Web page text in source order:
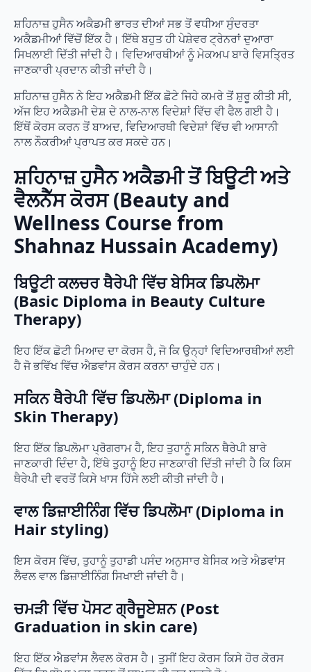
ਸ਼ਹਿਨਾਜ਼ ਹੁਸੈਨ ਅਕੈਡਮੀ ਭਾਰਤ ਦੀਆਂ ਸਭ ਤੋਂ ਵਧੀਆ ਸੁੰਦਰਤਾ
ਅਕੈਡਮੀਆਂ ਵਿੱਚੋਂ ਇੱਕ ਹੈ। ਇੱਥੇ ਬਹੁਤ ਹੀ ਪੇਸ਼ੇਵਰ ਟ੍ਰੇਨਰਾਂ ਦੁਆਰਾ
ਸਿਖਲਾਈ ਦਿੱਤੀ ਜਾਂਦੀ ਹੈ। ਵਿਦਿਆਰਥੀਆਂ ਨੂੰ ਮੇਕਅਪ ਬਾਰੇ ਵਿਸਤ੍ਰਿਤ
ਜਾਣਕਾਰੀ ਪ੍ਰਦਾਨ ਕੀਤੀ ਜਾਂਦੀ ਹੈ।
ਸ਼ਹਿਨਾਜ਼ ਹੁਸੈਨ ਨੇ ਇਹ ਅਕੈਡਮੀ ਇੱਕ ਛੋਟੇ ਜਿਹੇ ਕਮਰੇ ਤੋਂ ਸ਼ੁਰੂ ਕੀਤੀ ਸੀ,
ਅੱਜ ਇਹ ਅਕੈਡਮੀ ਦੇਸ਼ ਦੇ ਨਾਲ-ਨਾਲ ਵਿਦੇਸ਼ਾਂ ਵਿੱਚ ਵੀ ਫੈਲ ਗਈ ਹੈ।
ਇੱਥੋਂ ਕੋਰਸ ਕਰਨ ਤੋਂ ਬਾਅਦ, ਵਿਦਿਆਰਥੀ ਵਿਦੇਸ਼ਾਂ ਵਿੱਚ ਵੀ ਆਸਾਨੀ
ਨਾਲ ਨੌਕਰੀਆਂ ਪ੍ਰਾਪਤ ਕਰ ਸਕਦੇ ਹਨ।
ਸ਼ਹਿਨਾਜ਼ ਹੁਸੈਨ ਅਕੈਡਮੀ ਤੋਂ ਬਿਊਟੀ ਅਤੇ
ਵੈਲਨੈੱਸ ਕੋਰਸ (Beauty and
Wellness Course from
Shahnaz Hussain Academy)
ਬਿਊਟੀ ਕਲਚਰ ਥੈਰੇਪੀ ਵਿੱਚ ਬੇਸਿਕ ਡਿਪਲੋਮਾ
(Basic Diploma in Beauty Culture
Therapy)
ਇਹ ਇੱਕ ਛੋਟੀ ਮਿਆਦ ਦਾ ਕੋਰਸ ਹੈ, ਜੋ ਕਿ ਉਨ੍ਹਾਂ ਵਿਦਿਆਰਥੀਆਂ ਲਈ
ਹੈ ਜੋ ਭਵਿੱਖ ਵਿੱਚ ਐਡਵਾਂਸ ਕੋਰਸ ਕਰਨਾ ਚਾਹੁੰਦੇ ਹਨ।
ਸਕਿਨ ਥੈਰੇਪੀ ਵਿੱਚ ਡਿਪਲੋਮਾ (Diploma in
Skin Therapy)
ਇਹ ਇੱਕ ਡਿਪਲੋਮਾ ਪ੍ਰੋਗਰਾਮ ਹੈ, ਇਹ ਤੁਹਾਨੂੰ ਸਕਿਨ ਥੈਰੇਪੀ ਬਾਰੇ
ਜਾਣਕਾਰੀ ਦਿੰਦਾ ਹੈ, ਇੱਥੇ ਤੁਹਾਨੂੰ ਇਹ ਜਾਣਕਾਰੀ ਦਿੱਤੀ ਜਾਂਦੀ ਹੈ ਕਿ ਕਿਸ
ਥੈਰੇਪੀ ਦੀ ਵਰਤੋਂ ਕਿਸੇ ਖਾਸ ਹਿੱਸੇ ਲਈ ਕੀਤੀ ਜਾਂਦੀ ਹੈ।
ਵਾਲ ਡਿਜ਼ਾਈਨਿੰਗ ਵਿੱਚ ਡਿਪਲੋਮਾ (Diploma in
Hair styling)
ਇਸ ਕੋਰਸ ਵਿੱਚ, ਤੁਹਾਨੂੰ ਤੁਹਾਡੀ ਪਸੰਦ ਅਨੁਸਾਰ ਬੇਸਿਕ ਅਤੇ ਐਡਵਾਂਸ
ਲੈਵਲ ਵਾਲ ਡਿਜ਼ਾਈਨਿੰਗ ਸਿਖਾਈ ਜਾਂਦੀ ਹੈ।
ਚਮੜੀ ਵਿੱਚ ਪੋਸਟ ਗ੍ਰੈਜੂਏਸ਼ਨ (Post
Graduation in skin care)
ਇਹ ਇੱਕ ਐਡਵਾਂਸ ਲੈਵਲ ਕੋਰਸ ਹੈ। ਤੁਸੀਂ ਇਹ ਕੋਰਸ ਕਿਸੇ ਹੋਰ ਕੋਰਸ